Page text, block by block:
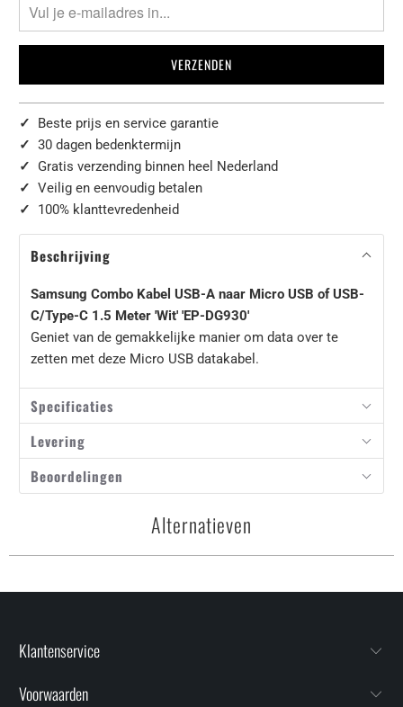
me
weten
}}
beschikbaar
komt
{{
✓ Beste prijs en service garantie
✓30 dagen bedenktermijn
✓ Gratis verzending binnen heel Nederland
✓Veilig en eenvoudig betalen
✓ 100% klanttevredenheid
Beschrijving
Samsung Combo Kabel USB-A naar Micro USB of USB-
C/Type-C 1.5 Meter 'Wit' 'EP-DG930'
Geniet van de gemakkelijke manier om data over te
zetten met deze Micro USB datakabel.
Specificaties
Levering
Beoordelingen
Alternatieven
Klantenservice
Voorwaarden